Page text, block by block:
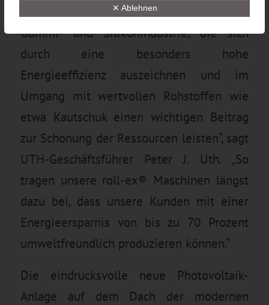
Maschinen und Anlagen für die Reifen-,
Gummi- und Silikonindustrie, die sich
durch eine besonders hohe
Energieeffizienz auszeichnen und im
Umgang mit wertvollen Rohstoffen wie
etwa Kautschuk einen wichtigen Beitrag
zur Schonung der Ressourcen leisten“, sagt
UTH-Geschäftsführer Peter J. Uth. „So
tragen unsere roll-ex® Maschinen längst
dazu bei, dass unsere Kunden mit einer
Energieersparnis von bis zu 70 Prozent
umweltfreundlich produzieren können.“
Die eindrucksvolle neue Photovoltaik-
Anlage auf dem Dach der modernen
✕ Ablehnen